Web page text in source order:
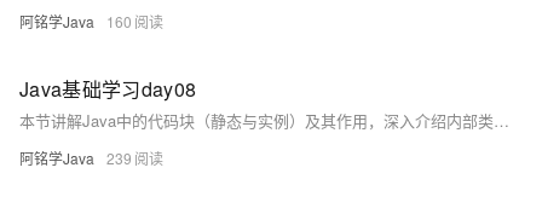
阿铭学Java 160
Java基础学习day08
本节讲解Java中的代码块（静态与实例）及其作用，深入介绍内部类（成员、静态、局部及匿名）的定义与使用，并引入函数式编程思想，重点阐述Lambda表达式及其在简化匿名内部类中的应用。
阿铭学Java 239